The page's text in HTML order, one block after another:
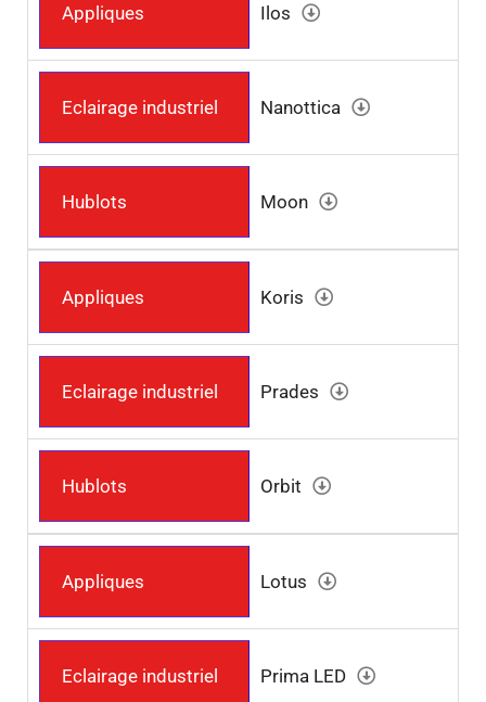
Appliques Ilos
Eclairage industriel Nanottica
Hublots Moon
Appliques Koris
Eclairage industriel Prades
Hublots Orbit
Appliques Lotus
Eclairage industriel Prima LED